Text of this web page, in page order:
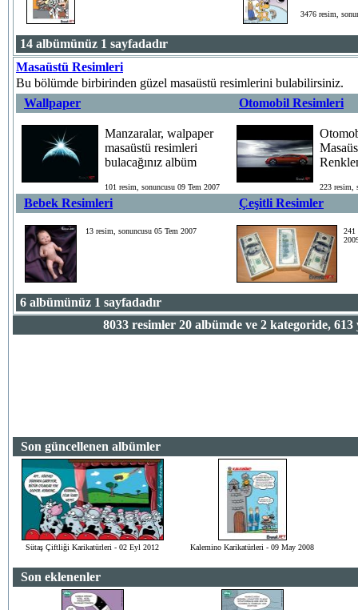
3476 resim,
14 albümünüz 1 sayfadadır
Masaüstü Resimleri
Bu bölümde birbirinden güzel masaüstü resimlerini bulabilirsiniz.
Wallpaper
Manzaralar, walpaper
masaüstü resimleri
bulacağınız albüm
101 resim, sonuncusu 09 Tem 2007
Otomobil Resimleri
223 resim,
Bebek Resimleri
13 resim, sonuncusu 05 Tem 2007
Çeşitli Resimler
241
6 albümünüz 1 sayfadadır
8033resimler 20albümde ve 2kategoride, 613
Son güncellenen albümler
Sütaş Çiftliği Karikatürleri - 02 Eyl 2012 Kalemino Karikatürleri - 09 May 2008
Son eklenenler